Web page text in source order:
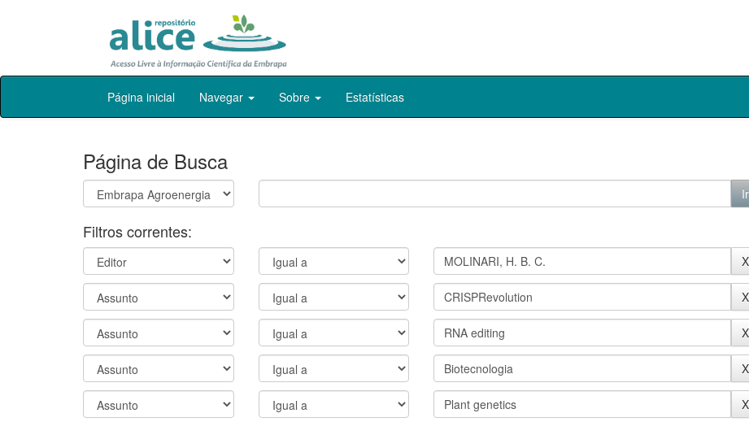
Skip
Página inicial Navegar Sobre Estatísticas
Página de Busca
Filtros correntes: